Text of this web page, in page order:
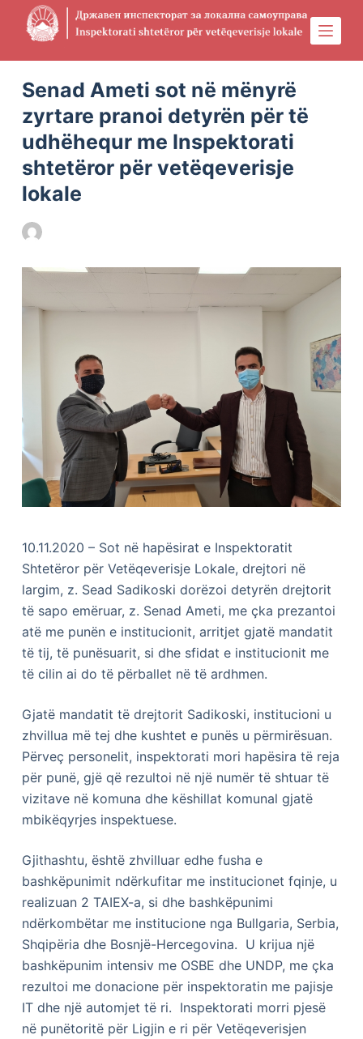
i
p
o
c
o
n
e
Senad Ameti sot në mënyrë
zyrtare pranoi detyrën për të
udhëhequr me Inspektorati
shtetëror për vetëqeverisje
lokale
10.11.2020 – Sot në hapësirat e Inspektoratit
Shtetëror për Vetëqeverisje Lokale, drejtori në
largim, z. Sead Sadikoski dorëzoi detyrën drejtorit
të sapo emëruar, z. Senad Ameti, me çka prezantoi
atë me punën e institucionit, arritjet gjatë mandatit
të tij, të punësuarit, si dhe sfidat e institucionit me
të cilin ai do të përballet në të ardhmen.
Gjatë mandatit të drejtorit Sadikoski, institucioni u
zhvillua më tej dhe kushtet e punës u përmirësuan.
Përveç personelit, inspektorati mori hapësira të reja
për punë, gjë që rezultoi në një numër të shtuar të
vizitave në komuna dhe këshillat komunal gjatë
mbikëqyrjes inspektuese.
Gjithashtu, është zhvilluar edhe fusha e
bashkëpunimit ndërkufitar me institucionet fqinje, u
realizuan 2 TAIEX-a, si dhe bashkëpunimi
ndërkombëtar me institucione nga Bullgaria, Serbia,
Shqipëria dhe Bosnjë-Hercegovina. U krijua një
bashkëpunim intensiv me OSBE dhe UNDP, me çka
rezultoi me donacione për inspektoratin me pajisje
IT dhe një automjet të ri. Inspektorati morri pjesë
në punëtoritë për Ligjin e ri për Vetëqeverisjen